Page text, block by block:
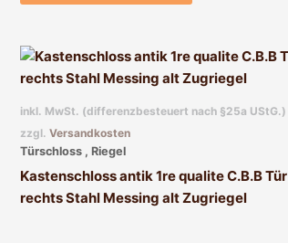
inkl. MwSt. (differenzbesteuert nach §25a UStG.)
zzgl. Versandkosten
Türschloss , Riegel
Kastenschloss antik 1re qualite C.B.B Tür
rechts Stahl Messing alt Zugriegel